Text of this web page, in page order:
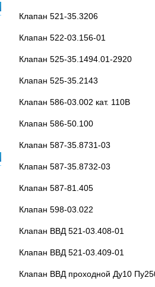
Клапан 521-35.3206
Клапан 522-03.156-01
Клапан 525-35.1494.01-2920
Клапан 525-35.2143
Клапан 586-03.002 кат. 110В
Клапан 586-50.100
Клапан 587-35.8731-03
Клапан 587-35.8732-03
Клапан 587-81.405
Клапан 598-03.022
Клапан ВВД 521-03.408-01
Клапан ВВД 521-03.409-01
Клапан ВВД проходной Ду10